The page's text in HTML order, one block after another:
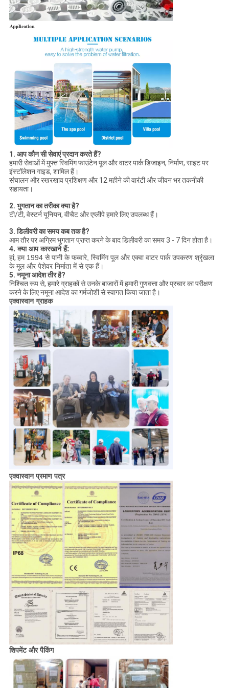
1. आप कौन सी सेवाएं प्रदान करते हैं?
हमारी सेवाओं में मुफ्त स्विमिंग फाउंटेन पूल और वाटर पार्क डिजाइन, निर्माण, साइट पर
इंस्टॉलेशन गाइड, शामिल हैं।
संचालन और रखरखाव प्रशिक्षण और 12 महीने की वारंटी और जीवन भर तकनीकी
सहायता।
2. भुगतान का तरीका क्या है?
टी/टी, वेस्टर्न यूनियन, वीचैट और एप्लीपे हमारे लिए उपलब्ध हैं।
3. डिलीवरी का समय कब तक है?
आम तौर पर अग्रिम भुगतान प्राप्त करने के बाद डिलीवरी का समय 3 - 7 दिन होता है।
4. क्या आप कारखाने हैं:
हां, हम 1994 से पानी के फव्वारे, स्विमिंग पूल और एक्वा वाटर पार्क उपकरण श्रृंखला
के मूल और पेशेवर निर्माता में से एक हैं।
5. नमूना आदेश तीर है?
निश्चित रूप से, हमारे ग्राहकों से उनके बाजारों में हमारी गुणवत्ता और प्रचार का परीक्षण
करने के लिए नमूना आदेश का गर्मजोशी से स्वागत किया जाता है।
एक्वास्वान ग्राहक
एक्वास्वान प्रमाण पत्र
शिपमेंट और पैकिंग